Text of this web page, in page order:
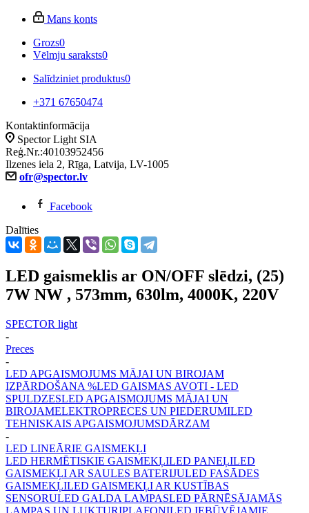
Mans konts
Grozs0
Vēlmju saraksts0
Salīdziniet produktus0
+371 67650474
Kontaktinformācija
Spector Light SIA
Reģ.Nr.:40103952456
Ilzenes iela 2, Rīga, Latvija, LV-1005
ofr@spector.lv
Facebook
Dalīties
LED gaismeklis ar ON/OFF slēdzi, (25)
7W NW , 573mm, 630lm, 4000K, 220V
SPECTOR light
-
Preces
-
LED APGAISMOJUMS MĀJAI UN BIROJAM
IZPĀRDOŠANA %LED GAISMAS AVOTI - LED
SPULDZESLED APGAISMOJUMS MĀJAI UN
BIROJAMELEKTROPRECES UN PIEDERUMILED
TEHNISKAIS APGAISMOJUMSDĀRZAM
-
LED LINEĀRIE GAISMEKĻI
LED HERMĒTISKIE GAISMEKĻILED PANEĻILED
GAISMEKĻI AR SAULES BATERIJULED FASĀDES
GAISMEKĻILED GAISMEKĻI AR KUSTĪBAS
SENSORULED GALDA LAMPASLED PĀRNĒSĀJAMĀS
LAMPAS UN LUKTURIPLAFONILED IEBŪVĒJAMIE